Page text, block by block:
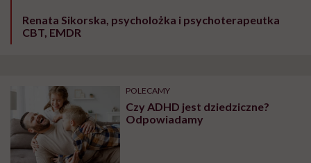
Renata Sikorska, psycholożka i psychoterapeutka
CBT, EMDR
POLECAMY
Czy ADHD jest dziedziczne?
Odpowiadamy